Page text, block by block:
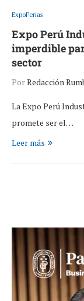
ExpoFerias
Expo Perú
imperdible
sector
PorRedacción
La Expo Perú
promete ser el…
Leer más